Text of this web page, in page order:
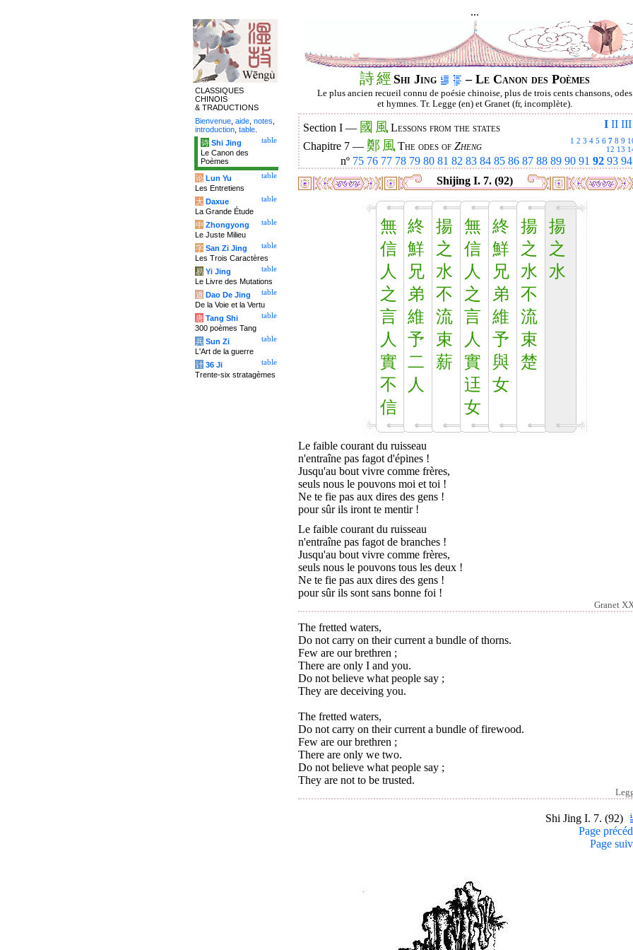
...
詩經 Shi Jing – Le Canon des Poèmes
Le plus ancien recueil connu de poésie chinoise, plus de trois cents chansons, odes
et hymnes. Tr. Legge (en) et Granet (fr, incomplète).
I II III
Section I — 國 風 Lessons from the states
1 2 3 4 5 6 7 8 9
12 13
Chapitre 7 — 鄭 風 The odes of Zheng
nº 75 76 77 78 79 80 81 82 83 84 85 86 87 88 89 90 91 92 93 94
Shijing I. 7. (92)
無
信
人
之
言
人
實
不
信
終
鮮
兄
弟
維
予
二
人
揚
之
水
不
流
束
薪
無
信
人
之
言
人
實
迋
女
終
鮮
兄
弟
維
予
與
女
揚
之
水
不
流
束
楚
揚
之
水
Le faible courant du ruisseau
n'entraîne pas fagot d'épines !
Jusqu'au bout vivre comme frères,
seuls nous le pouvons moi et toi !
Ne te fie pas aux dires des gens !
pour sûr ils iront te mentir !
Le faible courant du ruisseau
n'entraîne pas fagot de branches !
Jusqu'au bout vivre comme frères,
seuls nous le pouvons tous les deux !
Ne te fie pas aux dires des gens !
pour sûr ils sont sans bonne foi !
Granet
The fretted waters,
Do not carry on their current a bundle of thorns.
Few are our brethren ;
There are only I and you.
Do not believe what people say ;
They are deceiving you.
The fretted waters,
Do not carry on their current a bundle of firewood.
Few are our brethren ;
There are only we two.
Do not believe what people say ;
They are not to be trusted.
Shi Jing I. 7. (92)
Page
Page
CLASSIQUES
CHINOIS
& TRADUCTIONS
Bienvenue aide notes
introduction table
table
诗 Shi Jing
Le Canon des
Poèmes
table
论 Lun Yu
Les Entretiens
table
大 Daxue
La Grande Étude
table
中 Zhongyong
Le Juste Milieu
table
字 San Zi Jing
Les Trois Caractères
table
易 Yi Jing
Le Livre des Mutations
table
道 Dao De Jing
De la Voie et la Vertu
table
唐 Tang Shi
300 poèmes Tang
table
兵 Sun Zi
L'Art de la guerre
table
计 36 Ji
Trente-six stratagèmes